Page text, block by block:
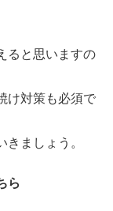
ると思いますの
け対策も必須で
ましょう。
ら